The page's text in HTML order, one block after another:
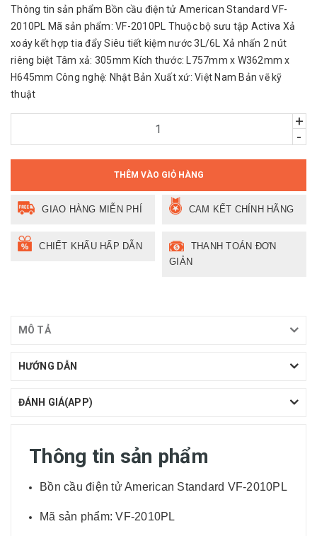
Thông tin sản phẩm Bồn cầu điện tử American Standard VF-
2010PL Mã sản phẩm: VF-2010PL Thuộc bộ sưu tập Activa Xả
xoáy kết hợp tia đẩy Siêu tiết kiệm nước 3L/6L Xả nhấn 2 nút
riêng biệt Tâm xả: 305mm Kích thước: L757mm x W362mm x
H645mm Công nghệ: Nhật Bản Xuất xứ: Việt Nam Bản vẽ kỹ
thuật
+
-
THÊM VÀO GIỎ HÀNG
GIAO HÀNG MIỄN PHÍ CAM KẾT CHÍNH HÃNG
CHIẾT KHẤU HẤP DẪN
THANH TOÁN ĐƠN
GIẢN
MÔ TẢ
HƯỚNG DẪN
ĐÁNH GIÁ(APP)
Thông tin sản phẩm
Bồn cầu điện tử American Standard VF-2010PL
Mã sản phẩm: VF-2010PL